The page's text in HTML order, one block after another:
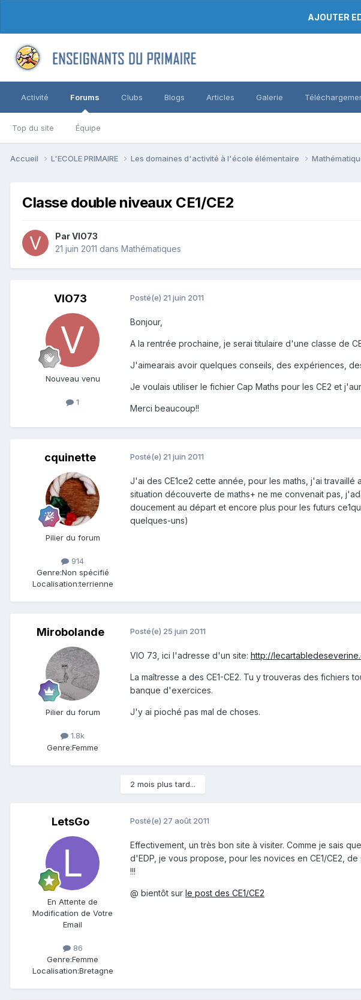
AJOUTER
Activité Forums
Top du site Équipe
Clubs Blogs Articles Galerie
Accueil L'ECOLE PRIMAIRE Les domaines d'activité à l'école élémentaire
Classe double niveaux CE1/CE2
Par VIO73
21 juin 2011 dans Mathématiques
VIO73
Nouveau venu
1
Posté(e) 21 juin 2011
Bonjour,
A la rentrée prochaine, je serai titulaire d'une classe de
J'aimearais avoir quelques conseils, des expériences,
Je voulais utiliser le fichier Cap Maths pour les CE2 et
Merci beaucoup!!
cquinette
Pilier du forum
914
Genre:Non spécifié
Localisation:terrienne
Posté(e) 21 juin 2011
J'ai des CE1ce2 cette année, pour les maths, j'ai
situation découverte de maths+ ne me convenait pas,
doucement au départ et encore plus pour les futurs
quelques-uns)
Mirobolande
Pilier du forum
1.8k
Genre:Femme
Posté(e) 25 juin 2011
VIO 73, ici l'adresse d'un site: http://
La maîtresse a des CE1-CE2. Tu y trouveras des
banque d'exercices.
J'y ai pioché pas mal de choses.
2 mois plus tard...
LetsGo
En Attente de
Modification de Votre
Email
86
Genre:Femme
Localisation:Bretagne
Posté(e) 27 août 2011
Effectivement, un très bon site à visiter. Comme je sais
d'EDP, je vous propose, pour les novices en CE1/CE2,
!!!
@ bientôt sur le post des CE1/CE2